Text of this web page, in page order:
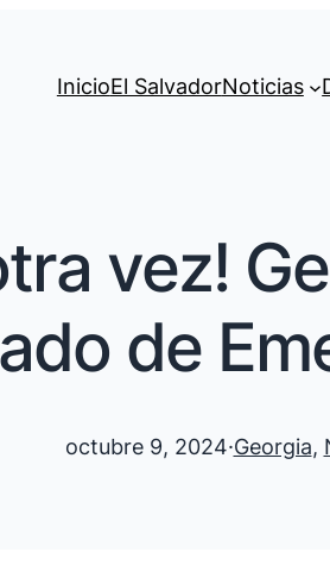
InicioEl SalvadorNoticias
vez!
de
octubre 9, 2024·Georgia,